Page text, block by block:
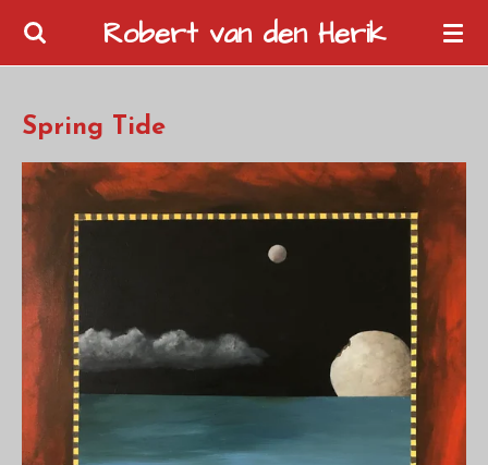
Ga
de
hoofdinhoud
Robert van den Herik
Spring Tide